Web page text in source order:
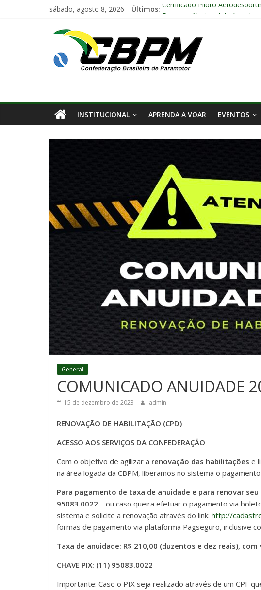
sábado, agosto 8, 2026 Últimos: Certificado Piloto
Arraiá Aéreo 2025 em Bauru –
Decisão Nº 675, 16 anos.
INSTITUCIONAL APRENDA A VOAR EVENTOS
General
COMUNICADO ANUIDADE
15 de dezembro de 2023 admin
RENOVAÇÃO DE HABILITAÇÃO (CPD)
ACESSO AOS SERVIÇOS DA CONFEDERAÇÃO
Com o objetivo de agilizar a renovação das habilitações e
na área logada da CBPM, liberamos no sistema o
Para pagamento de taxa de anuidade e para renovar seu
95083.0022 – ou caso queira efetuar o pagamento via
sistema e solicite a renovação através do link: http://
formas de pagamento via plataforma Pagseguro, inclusive
Taxa de anuidade: R$ 210,00 (duzentos e dez reais),
CHAVE PIX: (11) 95083.0022
Importante: Caso o PIX seja realizado através de um CPF